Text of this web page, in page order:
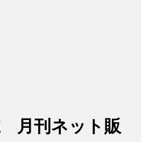
月刊ネット販